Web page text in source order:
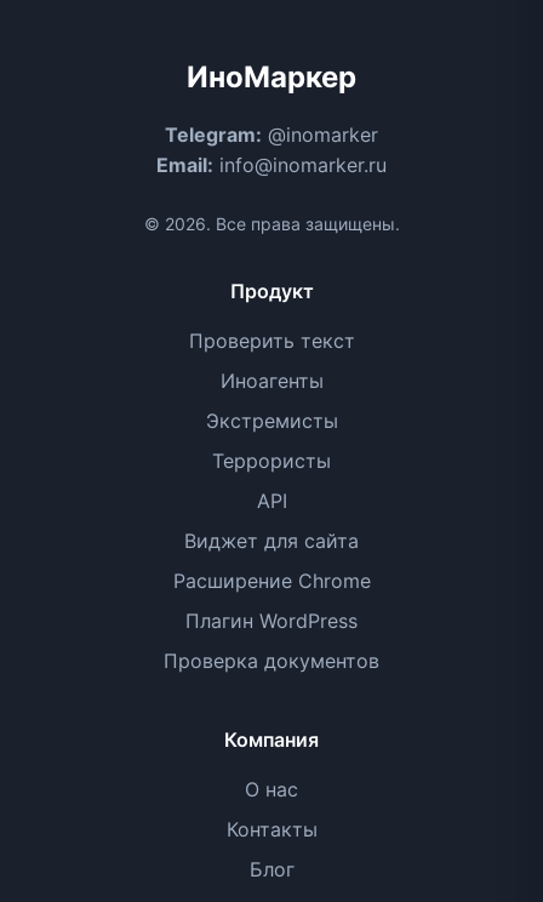
ИноМаркер
Telegram: @inomarker
Email: info@inomarker.ru
© 2026. Все права защищены.
Продукт
Проверить текст
Иноагенты
Экстремисты
Террористы
API
Виджет для сайта
Расширение Chrome
Плагин WordPress
Проверка документов
Компания
О нас
Контакты
Блог